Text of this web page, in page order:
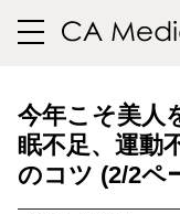
toggle
今年こそ美人
眠不足、運動
のコツ (2/2ペ